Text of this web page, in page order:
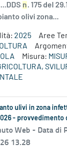
n. 175 del
olivi zona...
2025
Aree
Misura:
ulivi in zona
- provvedimento
Web - Data di
13.28